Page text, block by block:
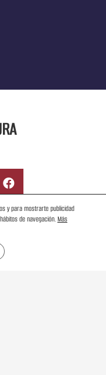
y para mostrarte publicidad
de navegación.Más